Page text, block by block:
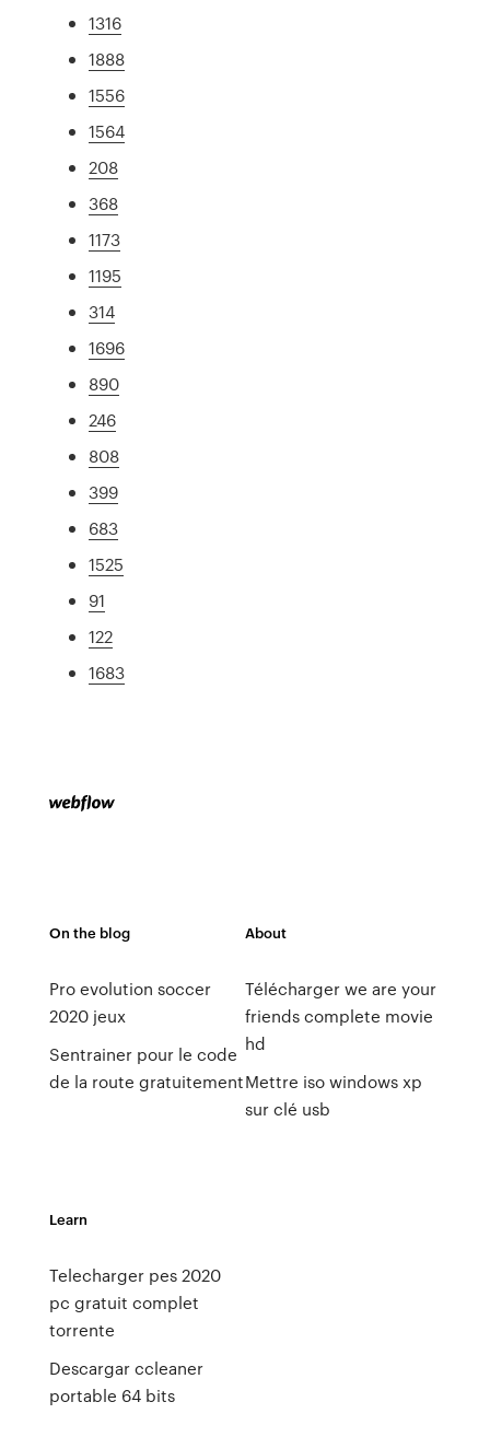
1316
1888
1556
1564
208
368
1173
1195
314
1696
890
246
808
399
683
1525
91
122
1683
On the blog
Pro evolution soccer
2020 jeux
Sentrainer pour le code
de la route gratuitement
About
Télécharger we are your
friends complete movie
hd
Mettre iso windows xp
sur clé usb
Learn
Telecharger pes 2020
pc gratuit complet
torrente
Descargar ccleaner
portable 64 bits